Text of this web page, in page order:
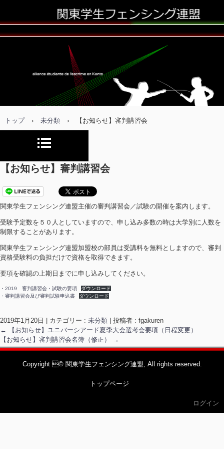
トップ › 未分類 › 【お知らせ】審判講習会
【お知らせ】審判講習会
関東学生フェンシング連盟主催の審判講習会／試験の開催を案内します。
受験予定数を５０人としていますので、申し込み多数の時は大学別に人数を
制限することがあります。
関東学生フェンシング連盟加盟校の部員は受講料を無料としますので、審判
資格受験料の負担だけで資格を取得できます。
要項を確認の上期日までに申し込みしてください。
・2019 審判講習会・試験の要項
ダウンロード
・審判講習会及び審判試験申込書
ダウンロード
2019年1月20日 カテゴリー : 未分類
投稿者 : fgakuren
←
【お知らせ】ユニバーシアード夏季大会選考会要項（日程変更）
【お知らせ】審判講習会名簿（修正）
→
Copyright © 関東学生フェンシング連盟, All rights reserved.
トップページ
ログイン